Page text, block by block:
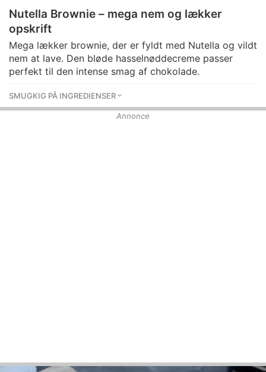
Nutella Brownie – mega nem og lækker
opskrift
Mega lækker brownie, der er fyldt med Nutella og vildt
nem at lave. Den bløde hasselnøddecreme passer
perfekt til den intense smag af chokolade.
SMUGKIG PÅ INGREDIENSER
Annonce